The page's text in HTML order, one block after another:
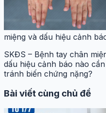
miệng và dấu hiệu cảnh
SKĐS – Bệnh tay chân
dấu hiệu cảnh báo nào
tránh biến chứng nặng?
Bài viết cùng chủ đề